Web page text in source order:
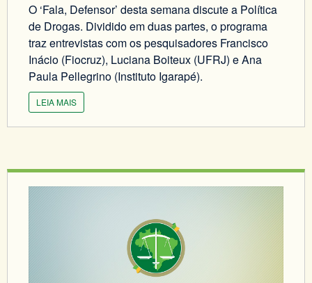
O ‘Fala, Defensor’ desta semana discute a Política
de Drogas. Dividido em duas partes, o programa
traz entrevistas com os pesquisadores Francisco
Inácio (Fiocruz), Luciana Boiteux (UFRJ) e Ana
Paula Pellegrino (Instituto Igarapé).
LEIA MAIS